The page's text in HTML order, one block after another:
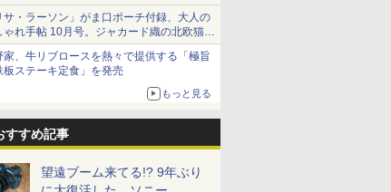
サ・ラーソン」がま口ポーチ付録、大人の
ゃれ手帖 10月号。ジャカード織の北欧猫デ
ン
家、牛リブロースを熱々で提供する「極旨
板ステーキ定食」を発売
もっと見る
すすめ記事
望遠ブーム来てる!? 9年ぶり